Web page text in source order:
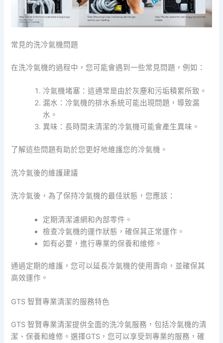
常見的洗冷氣機問題
在洗冷氣機的過程中，您可能會遇到一些常見問題，例如：
冷氣機堵塞：這通常是由於灰塵和污垢積累所致。
漏水：冷氣機的排水系統可能出現問題，導致漏
水。
異味：長時間未清潔的冷氣機可能會產生異味。
了解這些問題有助於您更好地維護您的冷氣機。
洗冷氣後的維護建議
洗冷氣後，為了保持冷氣機的最佳狀態，您應該：
定期清潔濾網和內部零件。
檢查冷氣機的運作狀態，確保其正常運作。
如有必要，進行專業的保養和維修。
通過定期的維護，您可以延長冷氣機的使用壽命，並確保其
高效運作。
GTS 智賢專業清潔的服務特色
GTS 智賢專業清潔提供全面的洗冷氣服務，包括冷氣機的清
潔、保養和維修。選擇GTS，您可以享受到專業的服務，確